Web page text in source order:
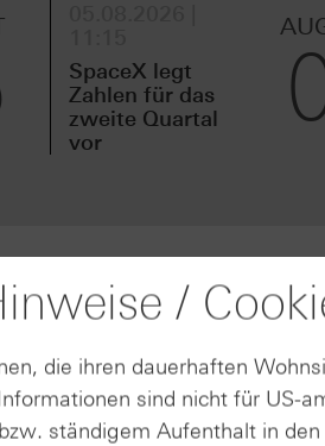
SpaceX legt
Zahlen für das
zweite Quartal
vor
um mehr als 18 % im
sowie vorläufige Q1-Zahlen. Als
nach Anlagen für die
rund 30 % auf etwa 171 Mio.
lag bei ca. 59 Mio. Euro und
/
die ihren dauerhaften
sind nicht für US-
ständigem Aufenthalt in